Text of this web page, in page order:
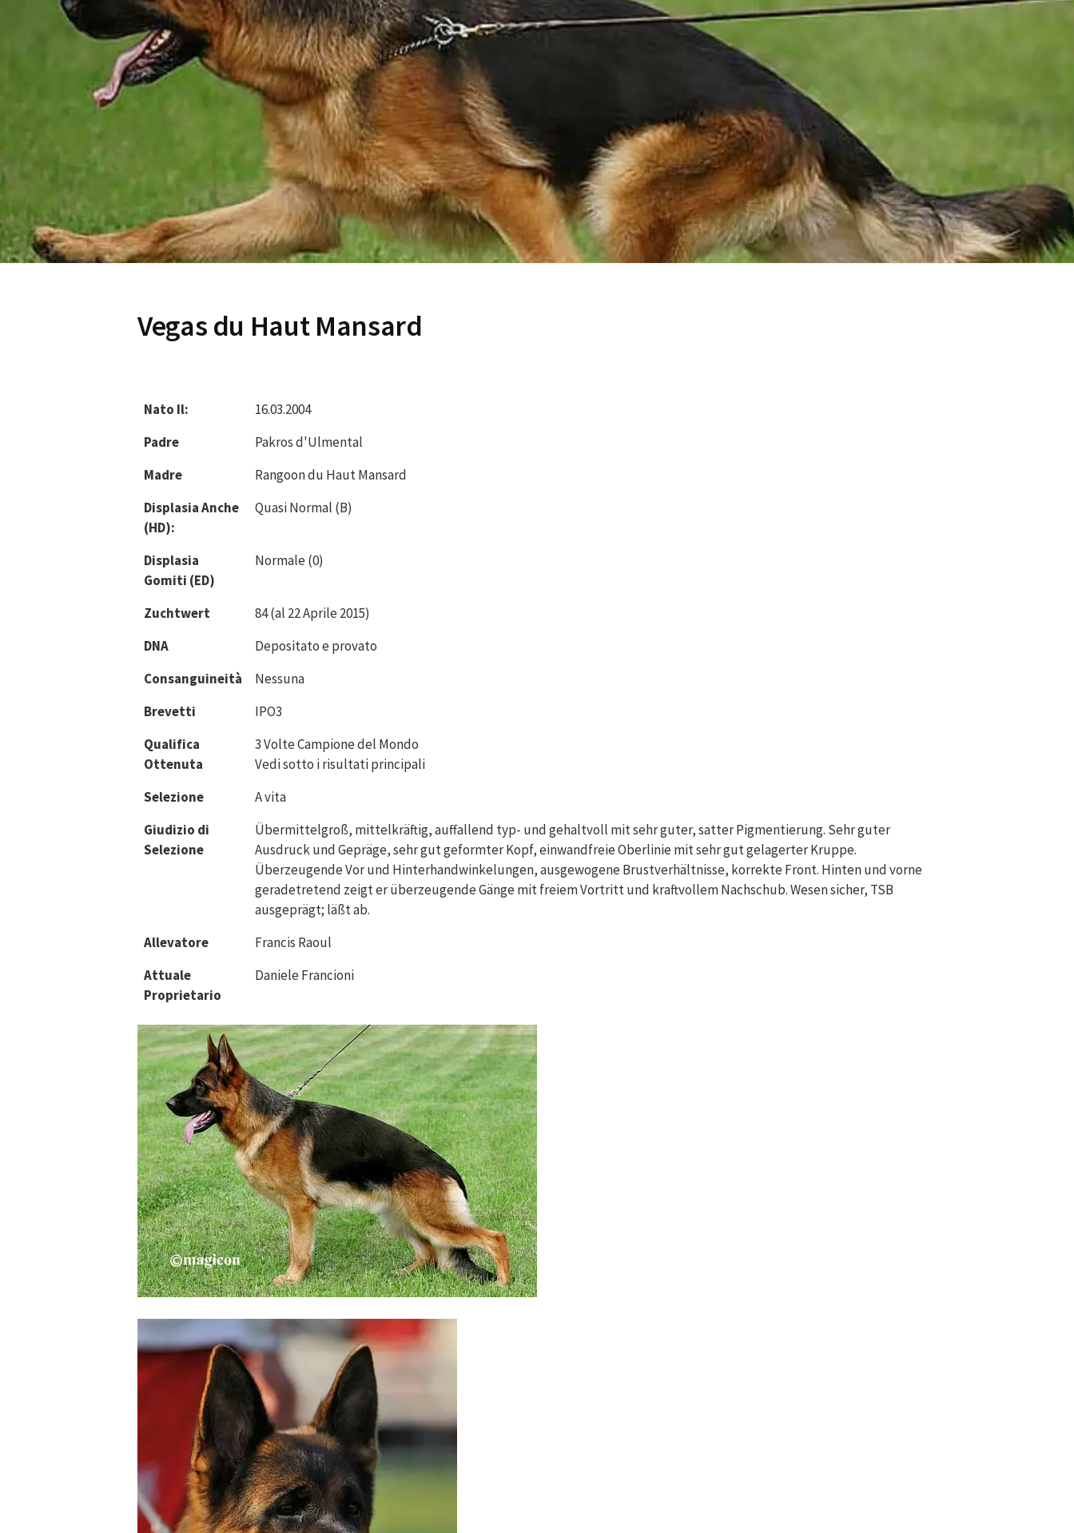
Vegas du Haut Mansard
Nato Il:
16.03.2004
Padre
Pakros d'Ulmental
Madre
Rangoon du Haut Mansard
Displasia Anche
(HD):
Quasi Normal (B)
Displasia
Gomiti (ED)
Normale (0)
Zuchtwert
84 (al 22 Aprile 2015)
DNA
Depositato e provato
Consanguineità
Nessuna
Brevetti
IPO3
Qualifica
Ottenuta
3 Volte Campione del Mondo
Vedi sotto i risultati principali
Selezione
A vita
Giudizio di
Selezione
Übermittelgroß, mittelkräftig, auffallend typ- und gehaltvoll mit sehr guter, satter Pigmentierung. Sehr guter
Ausdruck und Gepräge, sehr gut geformter Kopf, einwandfreie Oberlinie mit sehr gut gelagerter Kruppe.
Überzeugende Vor und Hinterhandwinkelungen, ausgewogene Brustverhältnisse, korrekte Front. Hinten und vorne
geradetretend zeigt er überzeugende Gänge mit freiem Vortritt und kraftvollem Nachschub. Wesen sicher, TSB
ausgeprägt; läßt ab.
Allevatore
Francis Raoul
Attuale
Proprietario
Daniele Francioni